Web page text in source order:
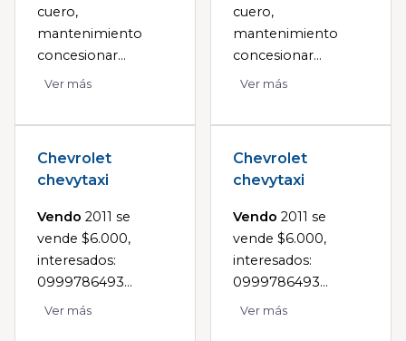
cuero,
mantenimiento
concesionar...
Ver más
cuero,
mantenimiento
concesionar...
Ver más
Chevrolet
chevytaxi
Vendo 2011 se
vende $6.000,
interesados:
0999786493...
Ver más
Chevrolet
chevytaxi
Vendo 2011 se
vende $6.000,
interesados:
0999786493...
Ver más